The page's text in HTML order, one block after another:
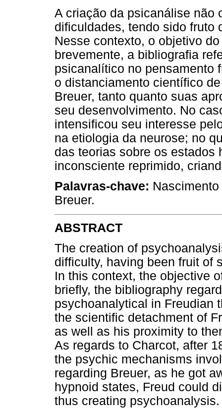
A criação da psicanálise não
dificuldades, tendo sido fruto
Nesse contexto, o objetivo
brevemente, a bibliografia
psicanalítico no pensamento
o distanciamento científico
Breuer, tanto quanto suas
seu desenvolvimento. No
intensificou seu interesse
na etiologia da neurose; no
das teorias sobre os estados
inconsciente reprimido,
Palavras-chave:
Breuer.
ABSTRACT
The creation of
difficulty, having been fruit of
In this context, the objective
briefly, the bibliography
psychoanalytical in Freudian
the scientific detachment of
as well as his proximity to
As regards to Charcot, after
the psychic mechanisms
regarding Breuer, as he got
hypnoid states, Freud could
thus creating psychoanalysis.